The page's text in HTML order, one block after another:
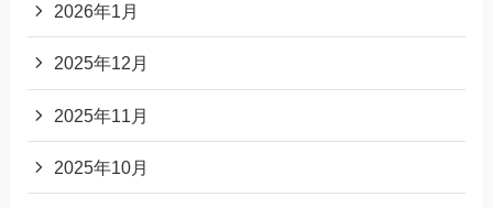
2026年1月
2025年12月
2025年11月
2025年10月